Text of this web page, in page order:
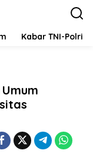
Kabar TNI-Polri